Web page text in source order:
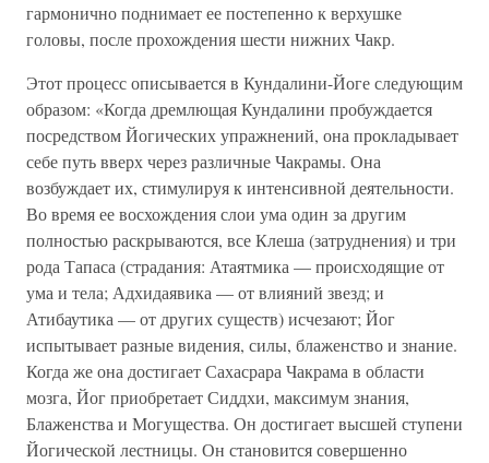
гармонично поднимает ее постепенно к верхушке
головы, после прохождения шести нижних Чакр.
Этот процесс описывается в Кундалини-Йоге следующим
образом: «Когда дремлющая Кундалини пробуждается
посредством Йогических упражнений, она прокладывает
себе путь вверх через различные Чакрамы. Она
возбуждает их, стимулируя к интенсивной деятельности.
Во время ее восхождения слои ума один за другим
полностью раскрываются, все Клеша (затруднения) и три
рода Тапаса (страдания: Атаятмика — происходящие от
ума и тела; Адхидаявика — от влияний звезд; и
Атибаутика — от других существ) исчезают; Йог
испытывает разные видения, силы, блаженство и знание.
Когда же она достигает Сахасрара Чакрама в области
мозга, Йог приобретает Сиддхи, максимум знания,
Блаженства и Могущества. Он достигает высшей ступени
Йогической лестницы. Он становится совершенно